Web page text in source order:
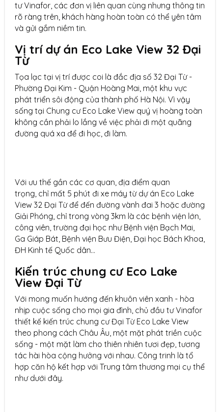
tư Vinafor, các đơn vị liên quan cùng nhưng thông tin
rõ ràng trên, khách hàng hoàn toàn có thể yên tâm
và gửi gắm niềm tin.
Vị trí dự án Eco Lake View 32 Đại
Từ
Tọa lạc tại vị trí được coi là đắc địa số 32 Đại Từ -
Phường Đại Kim - Quận Hoàng Mai, một khu vực
phát triển sôi động của thành phố Hà Nội. Vì vậy
sống tại Chung cư Eco Lake View quý vị hoàng toàn
không cần phải lo lắng về việc phải đi một quãng
đường quá xa để đi học, đi làm.
Với ưu thế gần các cơ quan, địa điểm quan
trọng, chỉ mất 5 phút đi xe máy từ dự án Eco Lake
View 32 Đại Từ để đến đường vành đai 3 hoặc đường
Giải Phóng, chỉ trong vòng 3km là các bệnh viện lớn,
công viên, trường đại học như Bệnh viện Bạch Mai,
Ga Giáp Bát, Bệnh viện Bưu Điện, Đại học Bách Khoa,
ĐH Kinh tế Quốc dân…
Kiến trúc chung cư Eco Lake
View Đại Từ
Với mong muốn hướng đến khuôn viên xanh - hòa
nhịp cuộc sống cho mọi gia đình, chủ đầu tư Vinafor
thiết kế kiến trúc chung cư Đại Từ Eco Lake View
theo phong cách Châu Âu, một mặt phát triền cuộc
sống - một mặt làm cho thiên nhiên tươi đẹp, tương
tác hài hòa cộng hưởng với nhau. Công trinh là tổ
hợp căn hộ kết hợp với Trung tâm thương mại cụ thể
như dưới đây.